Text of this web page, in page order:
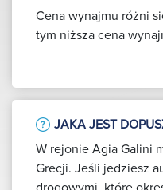
Cena wynajmu różni
tym niższa cena
JAKA JEST
W rejonie Agia Galini
Grecji. Jeśli jedziesz